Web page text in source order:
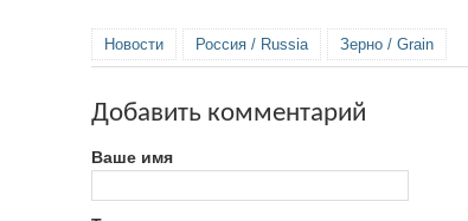
Новости Россия / Russia Зерно / Grain
Добавить комментарий
Ваше имя